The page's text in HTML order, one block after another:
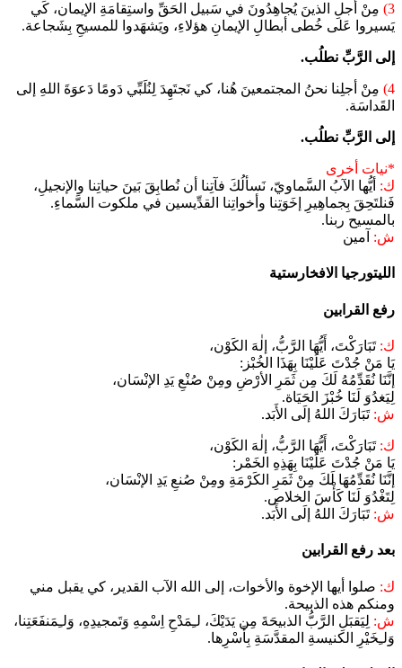
3) مِنْ أجلِ الذينَ يُجاهِدُونَ في سَبيل الحَقِّ واستِقامَةِ الإيمان، كَي
يَسيروا عَلى خُطى أبطالِ الإيمانِ هؤلاءِ، ويَشهَدوا للمسيحِ بِشَجاعة.
إلى الرَّبِّ نطلُب.
4) مِنْ أجلِنا نحنُ المجتمعينَ هُنا، كي نَجتَهِدَ لِنُلَبِّي دَومًا دَعوَةَ اللهِ إلى
القَداسَة.
إلى الرَّبِّ نطلُب.
*نيات أخرى
ك: أيُّها الآبُ السَّماويّ، نَسألُكَ فآتِنا أن نُطابِقَ بَينَ حياتِنا والإنجيلِ،
فَنلتَحِقَ بِجماهِيرِ إخَوَتِنا وأخواتِنا القدِّيسين في ملكوت السَّماءِ.
بالمسيح ربنا.
ش: آمين
الليتورجيا الافخارستية​
رفع القرابين
ك: تَبَارَكْتَ، أَيُّهَا الرَّبُّ، إلٰهَ الكَوْن،
يَا مَنْ جُدْتَ عَلَيْنَا بِهَذَا الخُبْز:
إنَّنَا نُقَدِّمُهُ لَكَ مِن ثَمَرِ الأرْضِ ومِنْ صُنْعِ يَدِ الإنْسَان،
لِيَغدُوَ لَنَا خُبْزَ الحَيَاة.
ش: تَبَارَكَ اللهُ إلَى الأَبَد.
ك: تَبَارَكْتَ، أَيُّهَا الرَّبُّ، إلٰهَ الكَوْن،
يَا مَنْ جُدْتَ عَلَيْنَا بِهَذِهِ الخَمْر:
إنَّنَا نُقَدِّمُهَا لَكَ مِنْ ثَمَرِ الكَرْمَةِ ومِنْ صُنعِ يَدِ الإنْسَان،
لِتَغْدُوَ لَنَا كَأْسَ الخلاص.
ش: تَبَارَكَ اللهُ إلَى الأَبَد.
بعد رفع القرابين
ك: صلوا أيها الإخوة والأخوات، إلى الله الآب القدير، كي يقبل مني
ومنكم هذه الذبيحة.
ش: لِيَقبَلِ الرَّبُّ الذبيحَةَ مِن يَدَيْكَ، لـِمَدْحِ اِسْمِهِ وَتَمجيدِهِ، وَلـِمَنفَعَتِنا،
وَلـِخَيْرِ الكنيسةِ المقدَّسَةِ بِأَسْرِها.